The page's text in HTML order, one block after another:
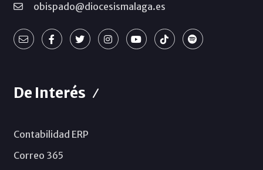
obispado@diocesismalaga.es
De Interés
Contabilidad ERP
Correo 365